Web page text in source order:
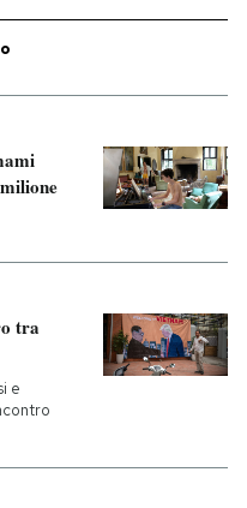
Europa
Mondiali calcio 2026
tra
e